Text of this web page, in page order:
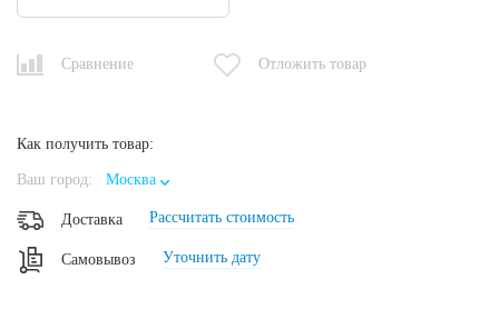
Сравнение Отложить товар
Как получить товар:
Ваш город: Москва
Доставка Рассчитать стоимость
Самовывоз Уточнить дату